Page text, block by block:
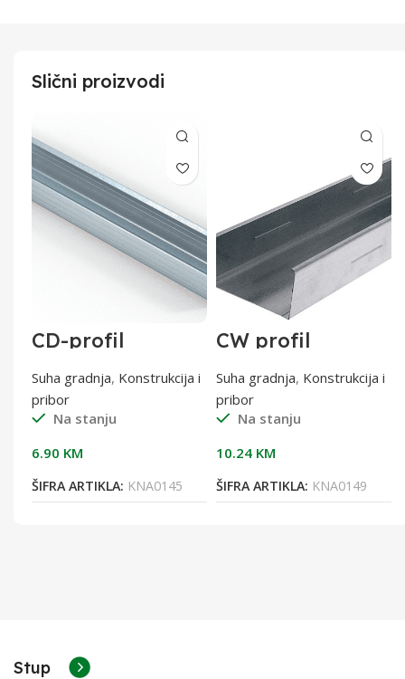
Slični proizvodi
CD-profil
60x27x0,6 od 4 m
0,6 mm
Suha gradnja, Konstrukcija i
pribor
Na stanju
6.90 KM
ŠIFRA ARTIKLA: KNA0145
CW profil
100/3500 0,6 mm
Suha gradnja, Konstrukcija i
pribor
Na stanju
10.24 KM
ŠIFRA ARTIKLA: KNA0149
Stup